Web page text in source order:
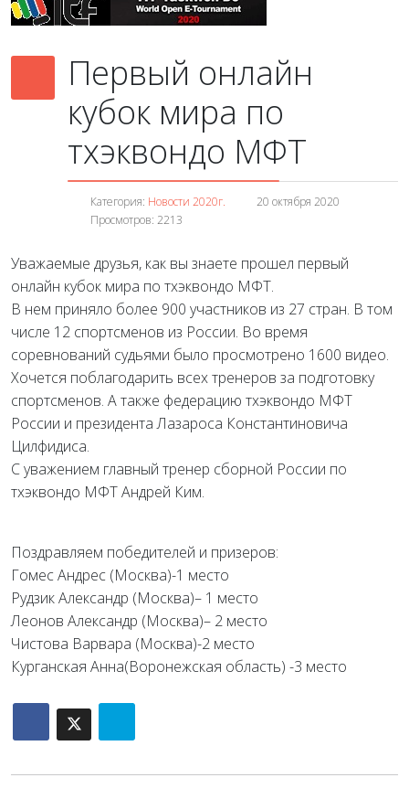
Первый онлайн
кубок мира по
тхэквондо МФТ
Категория: Новости 2020г.
20 октября 2020
Просмотров: 2213
Уважаемые друзья, как вы знаете прошел первый
онлайн кубок мира по тхэквондо МФТ.
В нем приняло более 900 участников из 27 стран. В том
числе 12 спортсменов из России. Во время
соревнований судьями было просмотрено 1600 видео.
Хочется поблагодарить всех тренеров за подготовку
спортсменов. А также федерацию тхэквондо МФТ
России и президента Лазароса Константиновича
Цилфидиса.
С уважением главный тренер сборной России по
тхэквондо МФТ Андрей Ким.
Поздравляем победителей и призеров:
Гомес Андрес (Москва)-1 место
Рудзик Александр (Москва)– 1 место
Леонов Александр (Москва)– 2 место
Чистова Варвара (Москва)-2 место
Курганская Анна(Воронежская область) -3 место